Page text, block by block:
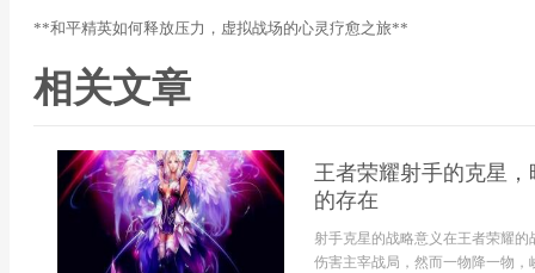
**和平精英如何释放压力，虚拟战场的心灵疗愈之旅**
相关文章
王者荣耀射手的克星
的存在
射手克星的战略意义在王者荣耀
伤害主宰战局，然而一物降一物